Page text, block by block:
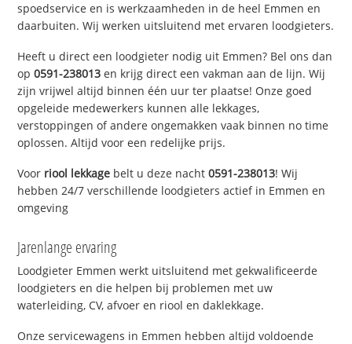
spoedservice en is werkzaamheden in de heel Emmen en
daarbuiten. Wij werken uitsluitend met ervaren loodgieters.
Heeft u direct een loodgieter nodig uit Emmen? Bel ons dan
op0591-238013 en krijg direct een vakman aan de lijn. Wij
zijn vrijwel altijd binnen één uur ter plaatse! Onze goed
opgeleide medewerkers kunnen alle lekkages,
verstoppingen of andere ongemakken vaak binnen no time
oplossen. Altijd voor een redelijke prijs.
Voor riool lekkage belt u deze nacht0591-238013! Wij
hebben 24/7 verschillende loodgieters actief in Emmen en
omgeving
Jarenlange ervaring
Loodgieter Emmen werkt uitsluitend met gekwalificeerde
loodgieters en die helpen bij problemen met uw
waterleiding, CV, afvoer en riool en daklekkage.
Onze servicewagens in Emmen hebben altijd voldoende